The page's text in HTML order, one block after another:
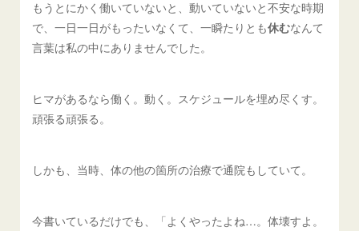
もうとにかく働いていないと、動いていないと不安な時期
で、一日一日がもったいなくて、一瞬たりとも休むなんて
言葉は私の中にありませんでした。
ヒマがあるなら働く。動く。スケジュールを埋め尽くす。
頑張る頑張る。
しかも、当時、体の他の箇所の治療で通院もしていて。
今書いているだけでも、「よくやったよね…。体壊すよ。